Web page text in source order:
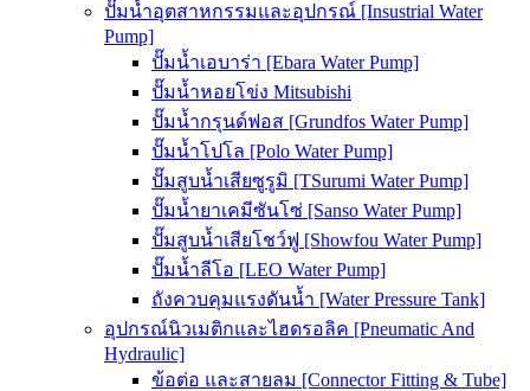
ปั๊มน้ำอุตสาหกรรมและอุปกรณ์ [Insustrial Water
Pump]
ปั๊มน้ำเอบาร่า [Ebara Water Pump]
ปั๊มน้ำหอยโข่ง Mitsubishi
ปั๊มน้ำกรุนด์ฟอส [Grundfos Water Pump]
ปั๊มน้ำโปโล [Polo Water Pump]
ปั๊มสูบน้ำเสียซูรูมิ [TSurumi Water Pump]
ปั๊มน้ำยาเคมีซันโซ่ [Sanso Water Pump]
ปั๊มสูบน้ำเสียโชว์ฟู [Showfou Water Pump]
ปั๊มน้ำลีโอ [LEO Water Pump]
ถังควบคุมแรงดันน้ำ [Water Pressure Tank]
อุปกรณ์นิวเมติกและไฮดรอลิค [Pneumatic And
Hydraulic]
ข้อต่อ และสายลม [Connector Fitting & Tube]